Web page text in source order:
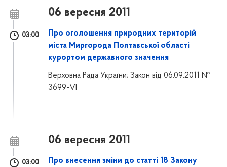
06 вересня 2011
03:00
Про оголошення природних територій
міста Миргорода Полтавської області
курортом державного значення
Верховна Рада України; Закон від 06.09.2011 №
3699-VI
06 вересня 2011
03:00
Про внесення зміни до статті 18 Закону